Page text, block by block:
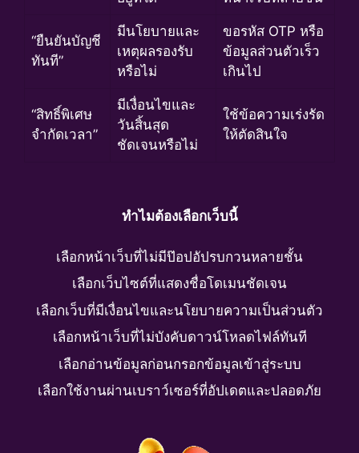
“ยืนยันบัญชี
ทันที”
มีนโยบายและ
เหตุผลรองรับ
หรือไม่
ขอรหัส OTP หรือ
ข้อมูลส่วนตัวเร็ว
เกินไป
“สิทธิ์พิเศษ
จำกัดเวลา”
มีเงื่อนไขและ
วันสิ้นสุด
ชัดเจนหรือไม่
ใช้ข้อความเร่งรัด
ให้ตัดสินใจ
ทำไมต้องเลือกเว็บนี้
เลือกหน้าเว็บที่ไม่มีป๊อปอัปรบกวนหลายชั้น
เลือกเว็บไซต์ที่แสดงชื่อโดเมนชัดเจน
เลือกเว็บที่มีเงื่อนไขและนโยบายความเป็นส่วนตัว
เลือกหน้าเว็บที่ไม่บังคับดาวน์โหลดไฟล์ทันที
เลือกอ่านข้อมูลก่อนกรอกข้อมูลเข้าสู่ระบบ
เลือกใช้งานผ่านเบราว์เซอร์ที่อัปเดตและปลอดภัย